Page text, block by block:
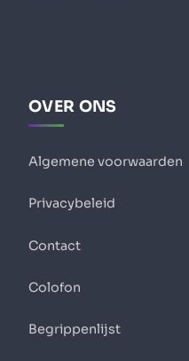
OVER ONS
Algemene voorwaarden
Privacybeleid
Contact
Colofon
Begrippenlijst